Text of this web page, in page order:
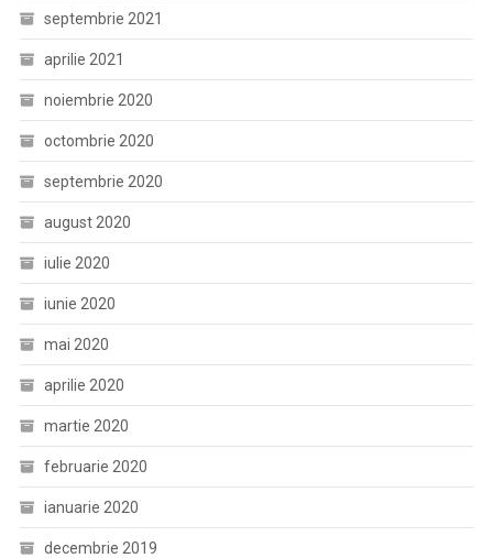
septembrie 2021
aprilie 2021
noiembrie 2020
octombrie 2020
septembrie 2020
august 2020
iulie 2020
iunie 2020
mai 2020
aprilie 2020
martie 2020
februarie 2020
ianuarie 2020
decembrie 2019